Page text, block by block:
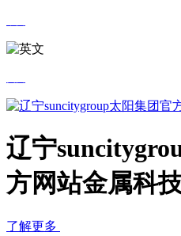
辽宁
方网站金属科
了解更多